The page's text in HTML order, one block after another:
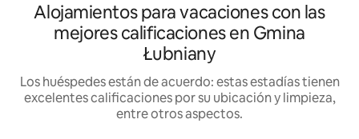
Alojamientos para vacaciones con las
mejores calificaciones en Gmina
Łubniany
Los huéspedes están de acuerdo: estas estadías tienen
excelentes calificaciones por su ubicación y limpieza,
entre otros aspectos.